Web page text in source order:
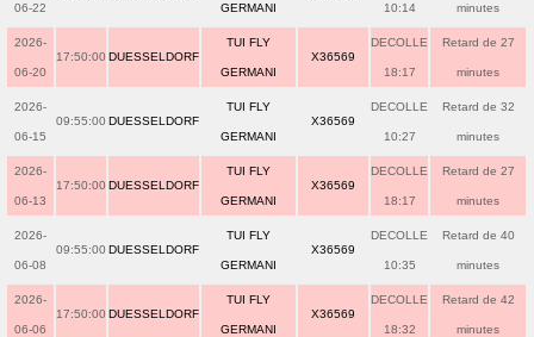
06-22 GERMANI 10:14 minutes
2026-
06-20
17:50:00 DUESSELDORF
TUI FLY
GERMANI
X36569
DECOLLE
18:17
Retard de 27
minutes
2026-
06-15
09:55:00 DUESSELDORF
TUI FLY
GERMANI
X36569
DECOLLE
10:27
Retard de 32
minutes
2026-
06-13
17:50:00 DUESSELDORF
TUI FLY
GERMANI
X36569
DECOLLE
18:17
Retard de 27
minutes
2026-
06-08
09:55:00 DUESSELDORF
TUI FLY
GERMANI
X36569
DECOLLE
10:35
Retard de 40
minutes
2026-
06-06
17:50:00 DUESSELDORF
TUI FLY
GERMANI
X36569
DECOLLE
18:32
Retard de 42
minutes